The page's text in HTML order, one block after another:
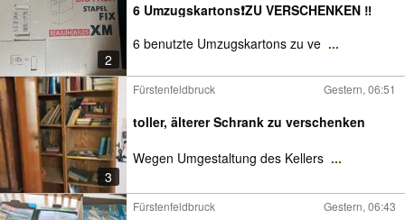
2
6 Umzugskartons❗️ZU VERSCHENKEN ‼️
6 benutzte Umzugskartons zu ve ...
3
Fürstenfeldbruck Gestern, 06:51
toller, älterer Schrank zu verschenken
Wegen Umgestaltung des Kellers ...
Fürstenfeldbruck Gestern, 06:43